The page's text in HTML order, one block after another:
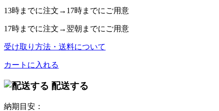
13時までに注文→ 17時までにご用意
17時までに注文→ 翌朝 までにご用意
受け取り方法・送料について
カートに入れる
配送する
納期目安：